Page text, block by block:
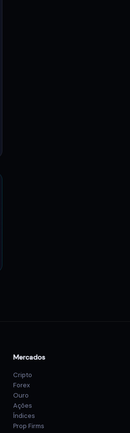
Mercados
Cripto
Forex
Ouro
Ações
Índices
Prop Firms